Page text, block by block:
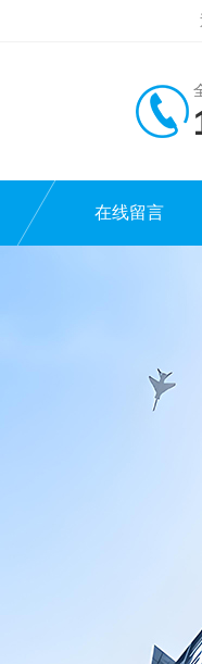
在线留言